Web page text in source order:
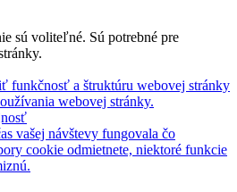
sú voliteľné. Sú potrebné pre
funkčnosť a štruktúru webovej stránky
webovej stránky.
vašej návštevy fungovala čo
cookie odmietnete, niektoré funkcie